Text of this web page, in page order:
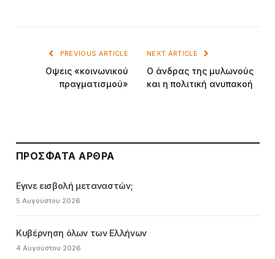
PREVIOUS ARTICLE
Οψεις «κοινωνικού
πραγματισμού»
NEXT ARTICLE
Ο άνδρας της μυλωνούς
και η πολιτική ανυπακοή
ΠΡΌΣΦΑΤΑ ΆΡΘΡΑ
Εγινε εισβολή μεταναστών;
5 Αυγούστου 2026
Κυβέρνηση όλων των Ελλήνων
4 Αυγούστου 2026